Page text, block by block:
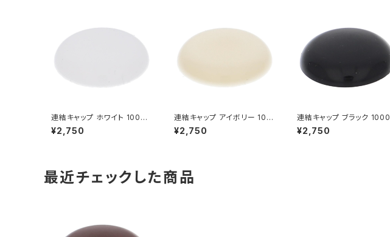
連結キャップ ホワイト 1000
個入
¥2,750
連結キャップ アイボリー 100
0個入
¥2,750
連結キャップ ブラック 1000
個入
¥2,750
最近チェックした商品